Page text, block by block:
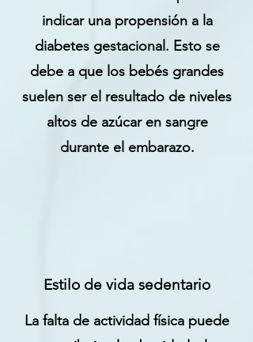
indicar una propensión a la
diabetes gestacional. Esto se
debe a que los bebés grandes
suelen ser el resultado de niveles
altos de azúcar en sangre
durante el embarazo.
Estilo de vida sedentario
La falta de actividad física puede